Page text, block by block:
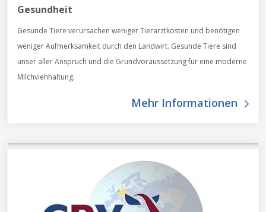
Gesundheit
Gesunde Tiere verursachen weniger Tierarztkosten und benötigen
weniger Aufmerksamkeit durch den Landwirt. Gesunde Tiere sind
unser aller Anspruch und die Grundvoraussetzung für eine moderne
Milchviehhaltung.
Mehr Informationen